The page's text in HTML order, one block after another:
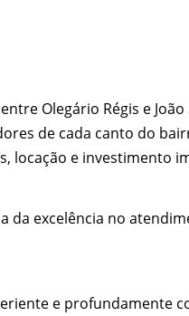
Olegário Régis e
de cada canto do
locação e investimento
excelência no
e profundamente